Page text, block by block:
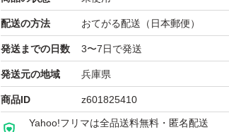
ジム
ダイエット
オーガーメイド
OgarMade
マッドプロテイン
MAD
配送の方法 おてがる配送（日本郵便）
発送までの日数 3〜7日で発送
発送元の地域 兵庫県
商品ID z601825410
Yahoo!フリマは全品送料無料・匿名配送